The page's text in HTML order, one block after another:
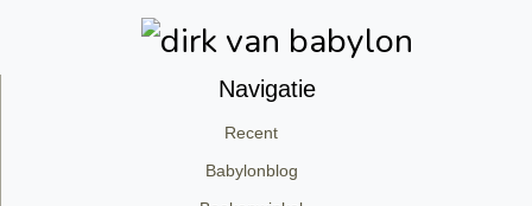
Navigatie
Recent
Babylonblog